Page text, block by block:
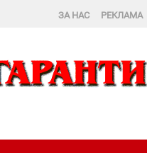
ЗА НАС РЕКЛАМА